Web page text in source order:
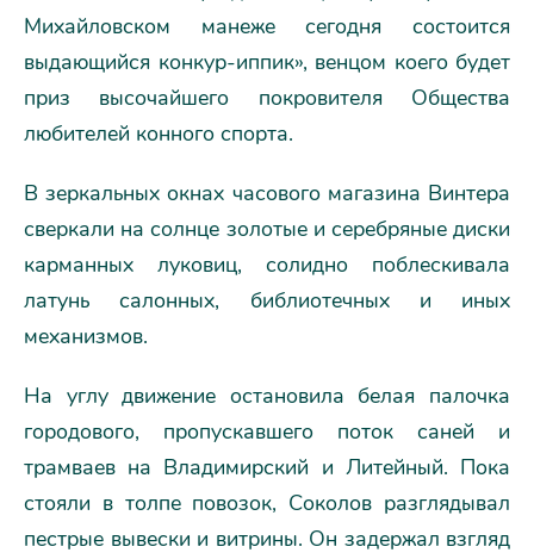
Михайловском манеже сегодня состоится
выдающийся конкур-иппик», венцом коего будет
приз высочайшего покровителя Общества
любителей конного спорта.
В зеркальных окнах часового магазина Винтера
сверкали на солнце золотые и серебряные диски
карманных луковиц, солидно поблескивала
латунь салонных, библиотечных и иных
механизмов.
На углу движение остановила белая палочка
городового, пропускавшего поток саней и
трамваев на Владимирский и Литейный. Пока
стояли в толпе повозок, Соколов разглядывал
пестрые вывески и витрины. Он задержал взгляд